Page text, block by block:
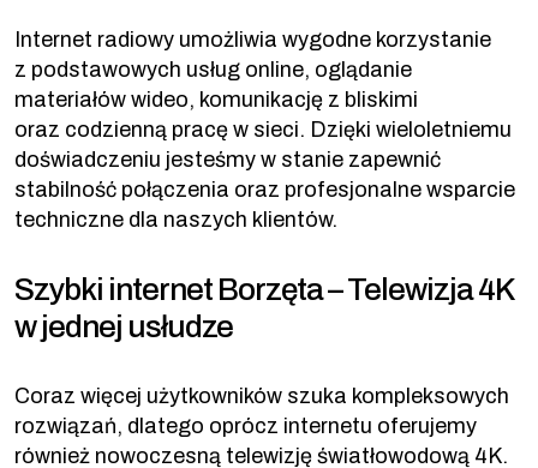
Internet radiowy umożliwia wygodne korzystanie
z podstawowych usług online, oglądanie
materiałów wideo, komunikację z bliskimi
oraz codzienną pracę w sieci. Dzięki wieloletniemu
doświadczeniu jesteśmy w stanie zapewnić
stabilność połączenia oraz profesjonalne wsparcie
techniczne dla naszych klientów.
Szybki internet Borzęta – Telewizja 4K
w jednej usłudze
Coraz więcej użytkowników szuka kompleksowych
rozwiązań, dlatego oprócz internetu oferujemy
również nowoczesną telewizję światłowodową 4K.